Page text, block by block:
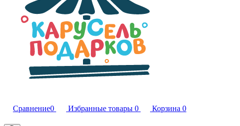
Сравнение0 Избранные товары 0 Корзина 0